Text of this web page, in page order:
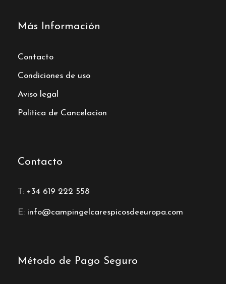
Más Información
Contacto
Condiciones de uso
Aviso legal
Politica de Cancelacion
Contacto
T: +34 619 222 558
E: info@campingelcarespicosdeeuropa.com
Método de Pago Seguro